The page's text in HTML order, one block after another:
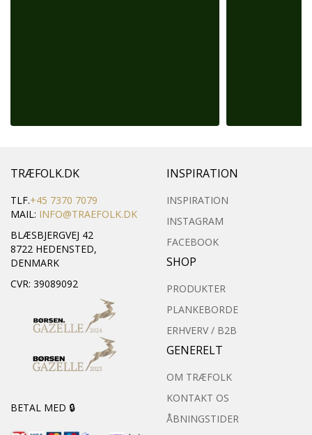
TRÆFOLK.DK
TLF.+45 7370 7079
MAIL: INFO@TRAEFOLK.DK
BLÆSBJERGVEJ 42
8722 HEDENSTED,
DENMARK
CVR: 39089092
BETAL MED 🔒
INSPIRATION
INSPIRATION
INSTAGRAM
FACEBOOK
SHOP
PRODUKTER
PLANKEBORDE
ERHVERV / B2B
GENERELT
OM TRÆFOLK
KONTAKT OS
ÅBNINGSTIDER